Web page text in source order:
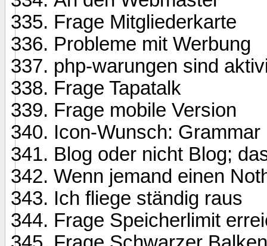
Frage Mitgliederkarte
Probleme mit Werbung
php-warungen sind
Frage Tapatalk
Frage mobile Version
Icon-Wunsch: Grammar
Blog oder nicht Blog;
Wenn jemand einen
Ich fliege ständig raus
Frage Speicherlimit